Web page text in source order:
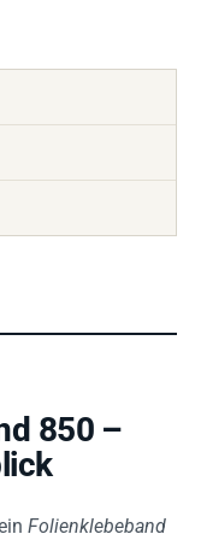
850 –
Folienklebeband